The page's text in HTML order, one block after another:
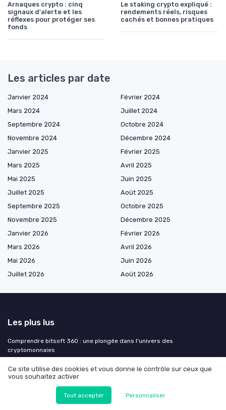
Arnaques crypto : cinq
signaux d'alerte et les
réflexes pour protéger ses
fonds
Le staking crypto expliqué :
rendements réels, risques
cachés et bonnes pratiques
Les articles par date
Janvier 2024
Février 2024
Mars 2024
Juillet 2024
Septembre 2024
Octobre 2024
Novembre 2024
Décembre 2024
Janvier 2025
Février 2025
Mars 2025
Avril 2025
Mai 2025
Juin 2025
Juillet 2025
Août 2025
Septembre 2025
Octobre 2025
Novembre 2025
Décembre 2025
Janvier 2026
Février 2026
Mars 2026
Avril 2026
Mai 2026
Juin 2026
Juillet 2026
Août 2026
Les plus lus
Comprendre bitsoft 360 : une plongée dans l'univers des
cryptomonnaies
Comprendre l'impact des monnaies numériques
Comprendre le potentiel de la crypto quantique
Comprendre le potentiel du token bpw
Ce site utilise des cookies et vous donne le contrôle sur ceux que
vous souhaitez activer
Tout accepter Personnaliser